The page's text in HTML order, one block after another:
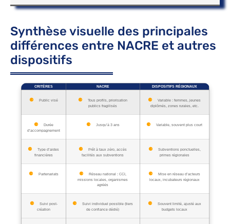
Synthèse visuelle des principales
différences entre NACRE et autres
dispositifs
CRITÈRES NACRE DISPOSITIFS RÉGIONAUX
Public visé
Tous profils, priorisation
publics fragilisés
Variable : femmes, jeunes
diplômés, zones rurales, etc.
Durée
d’accompagnement
Jusqu’à 3 ans Variable, souvent plus court
Type d’aides
financières
Prêt à taux zéro, accès
facilités aux subventions
Subventions ponctuelles,
primes régionales
Partenariats
Réseau national : CCI,
missions locales, organismes
agréés
Mise en réseau d’acteurs
locaux, incubateurs régionaux
Suivi post-
création
Suivi individuel possible (tiers
de confiance dédié)
Souvent limité, ajusté aux
budgets locaux